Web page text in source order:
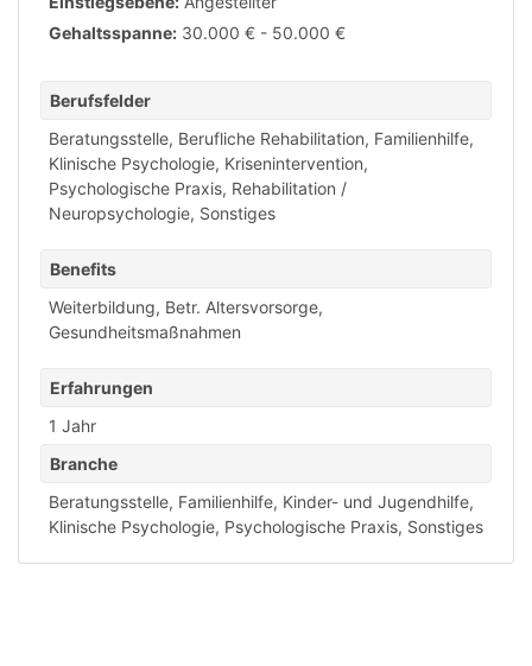
Gehaltsspanne: 30.000 € - 50.000 €
Berufsfelder
Beratungsstelle, Berufliche Rehabilitation, Familienhilfe,
Klinische Psychologie, Krisenintervention,
Psychologische Praxis, Rehabilitation /
Neuropsychologie, Sonstiges
Benefits
Weiterbildung, Betr. Altersvorsorge,
Gesundheitsmaßnahmen
Erfahrungen
1 Jahr
Branche
Beratungsstelle, Familienhilfe, Kinder- und Jugendhilfe,
Klinische Psychologie, Psychologische Praxis, Sonstiges